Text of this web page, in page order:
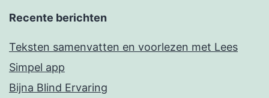
Recente berichten
Teksten samenvatten en voorlezen met Lees
Simpel app
Bijna Blind Ervaring